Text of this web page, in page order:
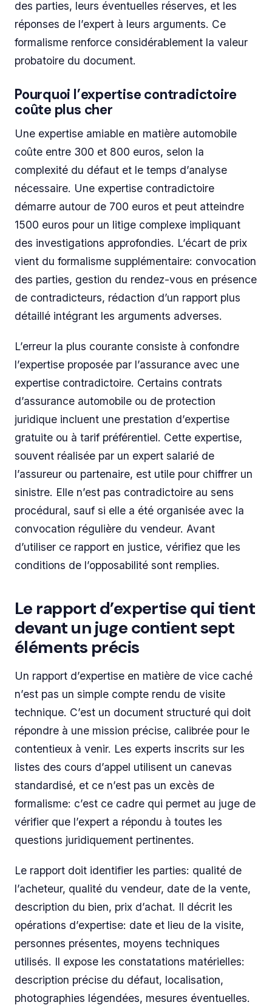
des parties, leurs éventuelles réserves, et les
réponses de l’expert à leurs arguments. Ce
formalisme renforce considérablement la valeur
probatoire du document.
Pourquoi l’expertise contradictoire
coûte plus cher
Une expertise amiable en matière automobile
coûte entre 300 et 800 euros, selon la
complexité du défaut et le temps d’analyse
nécessaire. Une expertise contradictoire
démarre autour de 700 euros et peut atteindre
1500 euros pour un litige complexe impliquant
des investigations approfondies. L’écart de prix
vient du formalisme supplémentaire: convocation
des parties, gestion du rendez-vous en présence
de contradicteurs, rédaction d’un rapport plus
détaillé intégrant les arguments adverses.
L’erreur la plus courante consiste à confondre
l’expertise proposée par l’assurance avec une
expertise contradictoire. Certains contrats
d’assurance automobile ou de protection
juridique incluent une prestation d’expertise
gratuite ou à tarif préférentiel. Cette expertise,
souvent réalisée par un expert salarié de
l’assureur ou partenaire, est utile pour chiffrer un
sinistre. Elle n’est pas contradictoire au sens
procédural, sauf si elle a été organisée avec la
convocation régulière du vendeur. Avant
d’utiliser ce rapport en justice, vérifiez que les
conditions de l’opposabilité sont remplies.
Le rapport d’expertise qui tient
devant un juge contient sept
éléments précis
Un rapport d’expertise en matière de vice caché
n’est pas un simple compte rendu de visite
technique. C’est un document structuré qui doit
répondre à une mission précise, calibrée pour le
contentieux à venir. Les experts inscrits sur les
listes des cours d’appel utilisent un canevas
standardisé, et ce n’est pas un excès de
formalisme: c’est ce cadre qui permet au juge de
vérifier que l’expert a répondu à toutes les
questions juridiquement pertinentes.
Le rapport doit identifier les parties: qualité de
l’acheteur, qualité du vendeur, date de la vente,
description du bien, prix d’achat. Il décrit les
opérations d’expertise: date et lieu de la visite,
personnes présentes, moyens techniques
utilisés. Il expose les constatations matérielles:
description précise du défaut, localisation,
photographies légendées, mesures éventuelles.